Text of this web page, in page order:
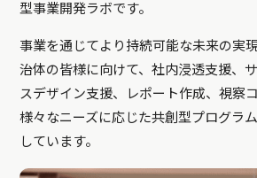
型事業開発ラボです。
事業を通じてより持続可能な未来の実
治体の皆様に向けて、社内浸透支援、
スデザイン支援、レポート作成、視察
様々なニーズに応じた共創型プログラ
しています。